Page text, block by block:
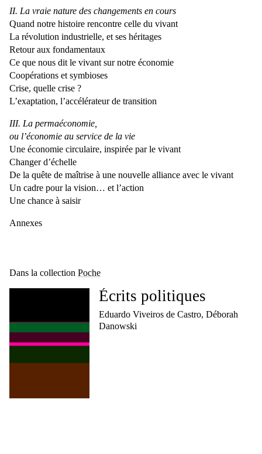
II. La vraie nature des changements en cours
Quand notre histoire rencontre celle du vivant
La révolution industrielle, et ses héritages
Retour aux fondamentaux
Ce que nous dit le vivant sur notre économie
Coopérations et symbioses
Crise, quelle crise ?
L’exaptation, l’accélérateur de transition
III. La permaéconomie,
ou l’économie au service de la vie
Une économie circulaire, inspirée par le vivant
Changer d’échelle
De la quête de maîtrise à une nouvelle alliance avec le vivant
Un cadre pour la vision… et l’action
Une chance à saisir
Annexes
Dans la collection Poche
Écrits politiques
Eduardo Viveiros de Castro, Déborah
Danowski